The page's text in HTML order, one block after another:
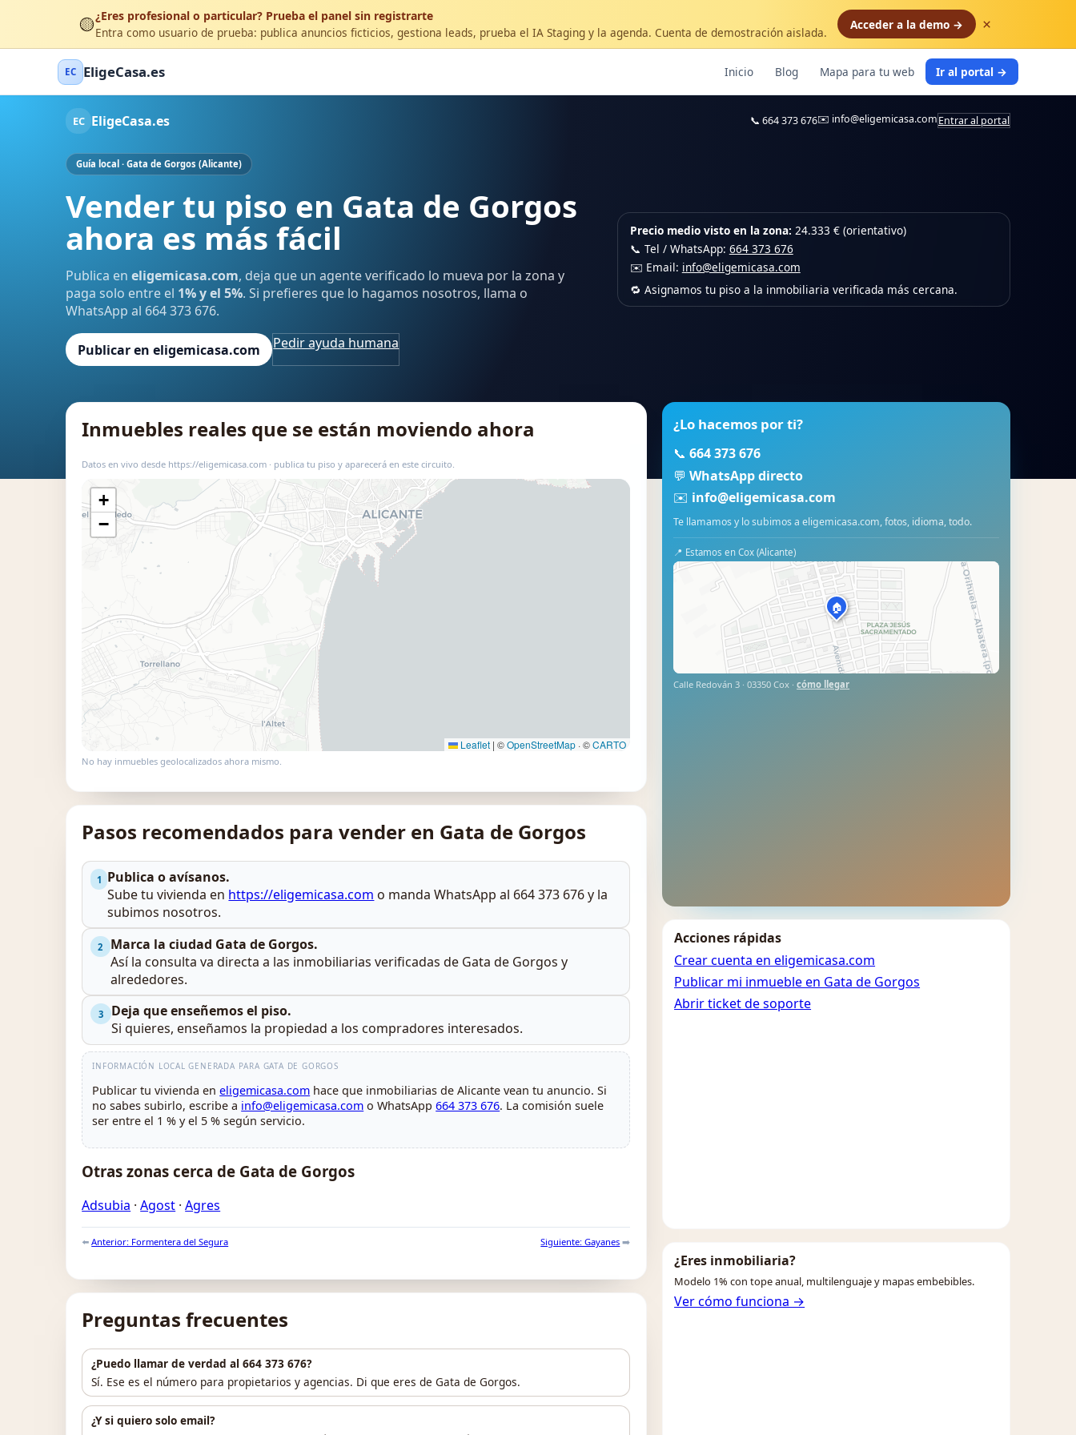
🟡¿Eres profesional o particular? Prueba el panel sin registrarte
Entra como usuario de prueba: publica anuncios ficticios, gestiona leads, prueba el IA Staging y la agenda. Cuenta de demostración aislada.
Acceder a la demo → ×
EC EligeCasa.es Inicio Blog Mapa para tu web Ir al portal →
EC EligeCasa.es 📞 664 373 676✉️ info@eligemicasa.comEntrar al portal
Guía local · Gata de Gorgos (Alicante)
Vender tu piso en Gata de Gorgos
ahora es más fácil
Publica en eligemicasa.com, deja que un agente verificado lo mueva por la zona y
paga solo entre el 1% y el 5%. Si prefieres que lo hagamos nosotros, llama o
WhatsApp al 664 373 676.
Publicar en eligemicasa.com Pedir ayuda humana
Precio medio visto en la zona: 24.333 € (orientativo)
📞 Tel / WhatsApp: 664 373 676
✉️ Email: info@eligemicasa.com
🔁 Asignamos tu piso a la inmobiliaria verificada más cercana.
Inmuebles reales que se están moviendo ahora
Datos en vivo desde https://eligemicasa.com · publica tu piso y aparecerá en este circuito.
+
−
Leaflet | ©OpenStreetMap · ©CARTO
No hay inmuebles geolocalizados ahora mismo.
Pasos recomendados para vender en Gata de Gorgos
1 Publica o avísanos.
Sube tu vivienda en https://eligemicasa.com o manda WhatsApp al 664 373 676 y la
subimos nosotros.
2
Marca la ciudad Gata de Gorgos.
Así la consulta va directa a las inmobiliarias verificadas de Gata de Gorgos y
alrededores.
3
Deja que enseñemos el piso.
Si quieres, enseñamos la propiedad a los compradores interesados.
INFORMACIÓN LOCAL GENERADA PARA GATA DE GORGOS
Publicar tu vivienda eneligemicasa.com hace que inmobiliarias de Alicante vean tu anuncio. Si
no sabes subirlo, escribe a info@eligemicasa.com o WhatsApp664 373 676. La comisión suele
ser entre el 1 % y el 5 % según servicio.
Otras zonas cerca de Gata de Gorgos
Adsubia ·Agost ·Agres
⬅️Anterior: Formentera del Segura Siguiente: Gayanes ➡️
Preguntas frecuentes
¿Puedo llamar de verdad al 664 373 676?
Sí. Ese es el número para propietarios y agencias. Di que eres de Gata de Gorgos.
¿Y si quiero solo email?
¿Lo hacemos por ti?
📞664 373 676
💬WhatsApp directo
✉️ info@eligemicasa.com
Te llamamos y lo subimos a eligemicasa.com, fotos, idioma, todo.
📍 Estamos en Cox (Alicante)
🏠
Calle Redován 3 · 03350 Cox ·cómo llegar
Acciones rápidas
Crear cuenta en eligemicasa.com
Publicar mi inmueble en Gata de Gorgos
Abrir ticket de soporte
¿Eres inmobiliaria?
Modelo 1% con tope anual, multilenguaje y mapas embebibles.
Ver cómo funciona →